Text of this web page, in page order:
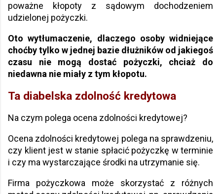
poważne kłopoty z sądowym dochodzeniem
udzielonej pożyczki.
Oto wytłumaczenie, dlaczego osoby widniejące
choćby tylko w jednej bazie dłużników od jakiegoś
czasu nie mogą dostać pożyczki, chciaż do
niedawna nie miały z tym kłopotu.
Ta diabelska zdolność kredytowa
Na czym polega ocena zdolności kredytowej?
Ocena zdolności kredytowej polega na sprawdzeniu,
czy klient jest w stanie spłacić pożyczkę w terminie
i czy ma wystarczające środki na utrzymanie się.
Firma pożyczkowa może skorzystać z różnych